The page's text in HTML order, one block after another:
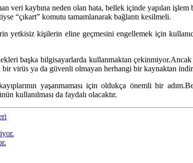
veri kaybına neden olan hata, bellek içinde yapılan
“çıkart” komutu tamamlanarak bağlantı kesilmeli.
yetkisiz kişilerin eline geçmesini engellemek için
başka bilgisayarlarda kullanmaktan
bir virüs ya da güvenli olmayan herhangi bir kaynaktan
yaşanmaması için oldukça önemli bir
kullanılması da faydalı olacaktır.